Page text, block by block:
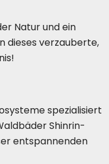
Natur und ein
dieses verzauberte,
spezialisiert
Shinrin-
entspannenden